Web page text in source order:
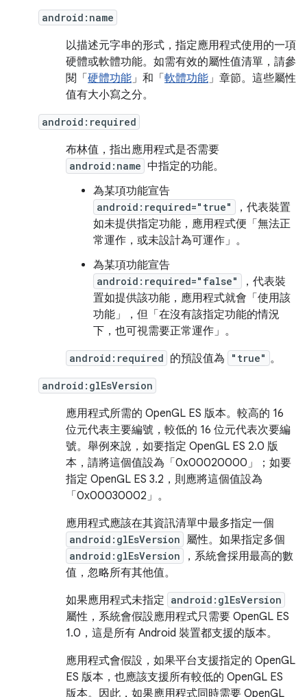
android:name
以描述元字串的形式，指定應用程式使用的一項
硬體或軟體功能。如需有效的屬性值清單，請參
閱「 硬體功能」和「 軟體功能」章節。這些屬性
值有大小寫之分。
android:required
布林值，指出應用程式是否需要
android:name 中指定的功能。
為某項功能宣告
android:required="true"
，代表裝置
如未提供指定功能，應用程式便「無法正
常運作，或未設計為可運作」 。
為某項功能宣告
android:required="false"
，代表裝
置如提供該功能，應用程式就會「使用該
功能」
，但「在沒有該指定功能的情況
下，也可視需要正常運作」 。
android:required 的預設值為 "true" 。
android:glEsVersion
應用程式所需的 OpenGL ES 版本。較高的 16
位元代表主要編號，較低的 16 位元代表次要編
號。舉例來說，如要指定 OpenGL ES 2.0 版
本，請將這個值設為「0x00020000」；如要
指定 OpenGL ES 3.2，則應將這個值設為
「0x00030002」。
應用程式應該在其資訊清單中最多指定一個
android:glEsVersion 屬性。如果指定多個
android:glEsVersion
，系統會採用最高的數
值，忽略所有其他值。
如果應用程式未指定 android:glEsVersion
屬性，系統會假設應用程式只需要 OpenGL ES
1.0，這是所有 Android 裝置都支援的版本。
應用程式會假設，如果平台支援指定的 OpenGL
ES 版本，也應該支援所有較低的 OpenGL ES
版本。因此，如果應用程式同時需要 OpenGL